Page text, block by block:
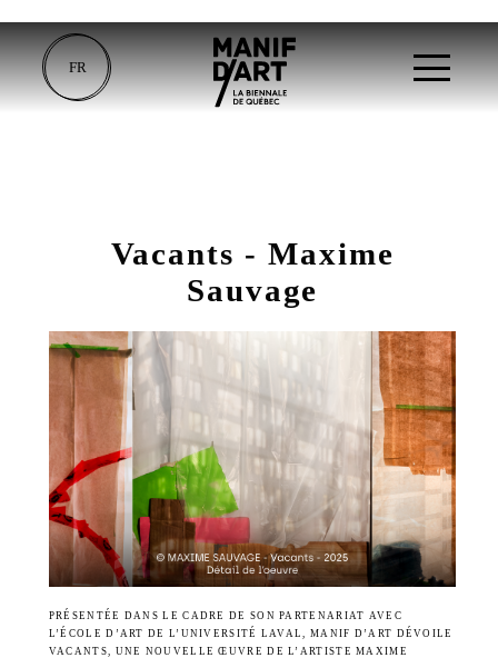
FR
Vacants - Maxime
Sauvage
PRÉSENTÉE DANS LE CADRE DE SON PARTENARIAT AVEC
L’ÉCOLE D’ART DE L’UNIVERSITÉ LAVAL, MANIF D’ART DÉVOILE
VACANTS, UNE NOUVELLE ŒUVRE DE L’ARTISTE MAXIME